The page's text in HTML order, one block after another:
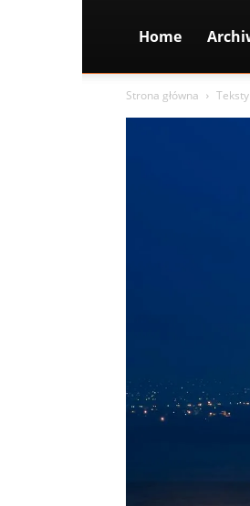
Home
Strona główna